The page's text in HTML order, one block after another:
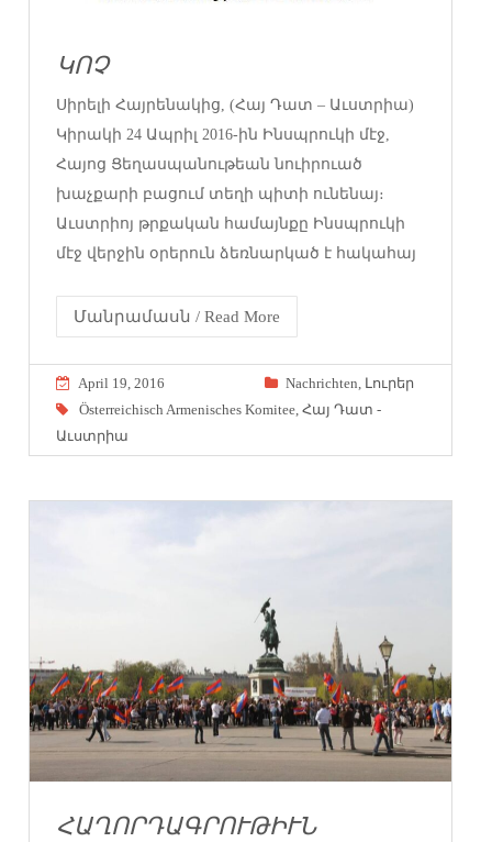
ԿՈՉ
Սիրելի Հայրենակից, (Հայ Դատ – Աւստրիա)
Կիրակի 24 Ապրիլ 2016-ին Ինսպրուկի մէջ,
Հայոց Ցեղասպանութեան նուիրուած
խաչքարի բացում տեղի պիտի ունենայ։
Աւստրիոյ թրքական համայնքը Ինսպրուկի
մէջ վերջին օրերուն ձեռնարկած է հակահայ
Մանրամասն / Read More
April 19, 2016 Nachrichten, Լուրեր
Österreichisch Armenisches Komitee,Հայ Դատ -
Աւստրիա
ՀԱՂՈՐԴԱԳՐՈՒԹԻՒՆ